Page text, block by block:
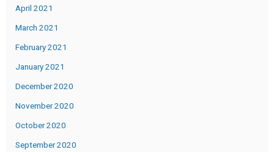
April 2021
March 2021
February 2021
January 2021
December 2020
November 2020
October 2020
September 2020